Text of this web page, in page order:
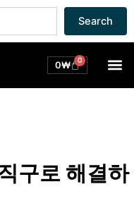
Search
0₩ 0
Cart
구로 해결하